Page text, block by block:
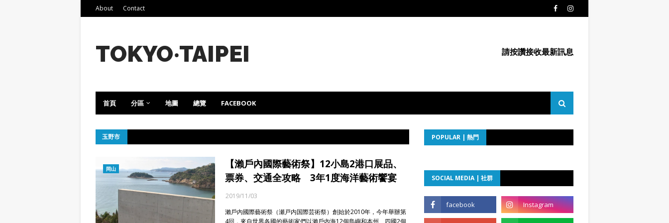
About Contact
TOKYO‧TAIPEI 請按讚接收最新訊息
首頁 分區 地圖 總覽 FACEBOOK
玉野市
岡山
【瀨戶內國際藝術祭】12小島2港口展品、
票券、交通全攻略 3年1度海洋藝術饗宴
2019/11/03
瀨戶內國際藝術祭（瀬戸内国際芸術祭）創始於2010年，今年舉辦第
4回，來自世界各國的藝術家們以瀨戶內海12個島嶼和本州、四國2個
POPULAR | 熱門
SOCIAL MEDIA | 社群